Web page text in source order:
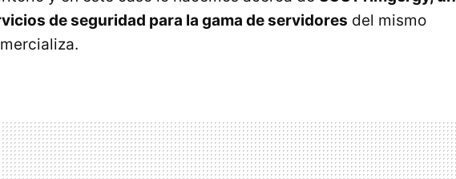
de seguridad para la gama de servidores del mismo